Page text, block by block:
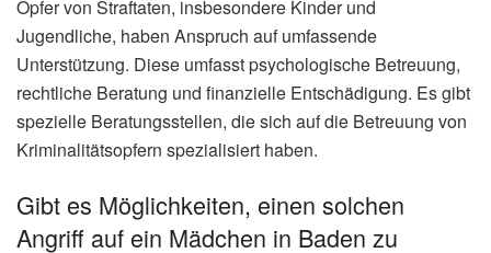
Opfer von Straftaten, insbesondere Kinder und
Jugendliche, haben Anspruch auf umfassende
Unterstützung. Diese umfasst psychologische Betreuung,
rechtliche Beratung und finanzielle Entschädigung. Es gibt
spezielle Beratungsstellen, die sich auf die Betreuung von
Kriminalitätsopfern spezialisiert haben.
Gibt es Möglichkeiten, einen solchen
Angriff auf ein Mädchen in Baden zu